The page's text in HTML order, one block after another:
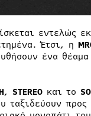
εντελώς
Έτσι, η
ένα
, STEREOκαι το
ταξιδεύουν